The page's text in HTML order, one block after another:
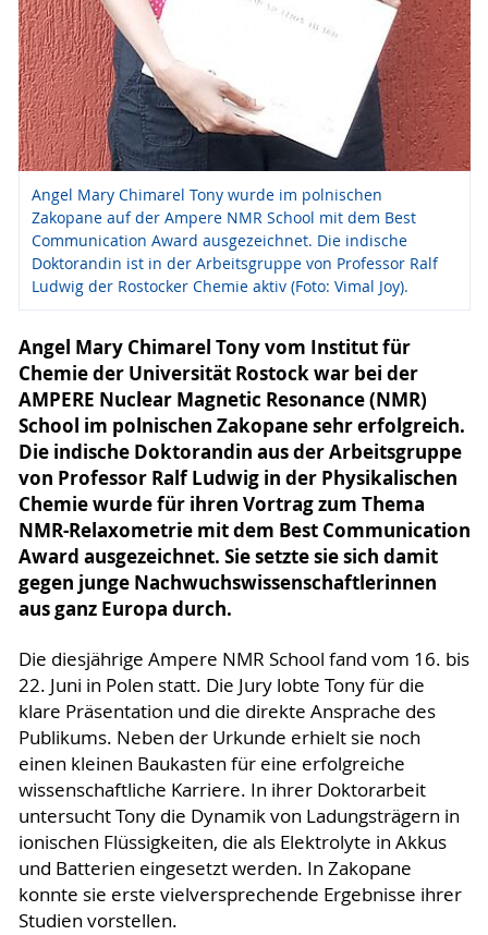
Angel Mary Chimarel Tony wurde im polnischen
Zakopane auf der Ampere NMR School mit dem Best
Communication Award ausgezeichnet. Die indische
Doktorandin ist in der Arbeitsgruppe von Professor Ralf
Ludwig der Rostocker Chemie aktiv (Foto: Vimal Joy).
Angel Mary Chimarel Tony vom Institut für
Chemie der Universität Rostock war bei der
AMPERE Nuclear Magnetic Resonance (NMR)
School im polnischen Zakopane sehr erfolgreich.
Die indische Doktorandin aus der Arbeitsgruppe
von Professor Ralf Ludwig in der Physikalischen
Chemie wurde für ihren Vortrag zum Thema
NMR-Relaxometrie mit dem Best Communication
Award ausgezeichnet. Sie setzte sie sich damit
gegen junge Nachwuchswissenschaftlerinnen
aus ganz Europa durch.
Die diesjährige Ampere NMR School fand vom 16. bis
22. Juni in Polen statt. Die Jury lobte Tony für die
klare Präsentation und die direkte Ansprache des
Publikums. Neben der Urkunde erhielt sie noch
einen kleinen Baukasten für eine erfolgreiche
wissenschaftliche Karriere. In ihrer Doktorarbeit
untersucht Tony die Dynamik von Ladungsträgern in
ionischen Flüssigkeiten, die als Elektrolyte in Akkus
und Batterien eingesetzt werden. In Zakopane
konnte sie erste vielversprechende Ergebnisse ihrer
Studien vorstellen.